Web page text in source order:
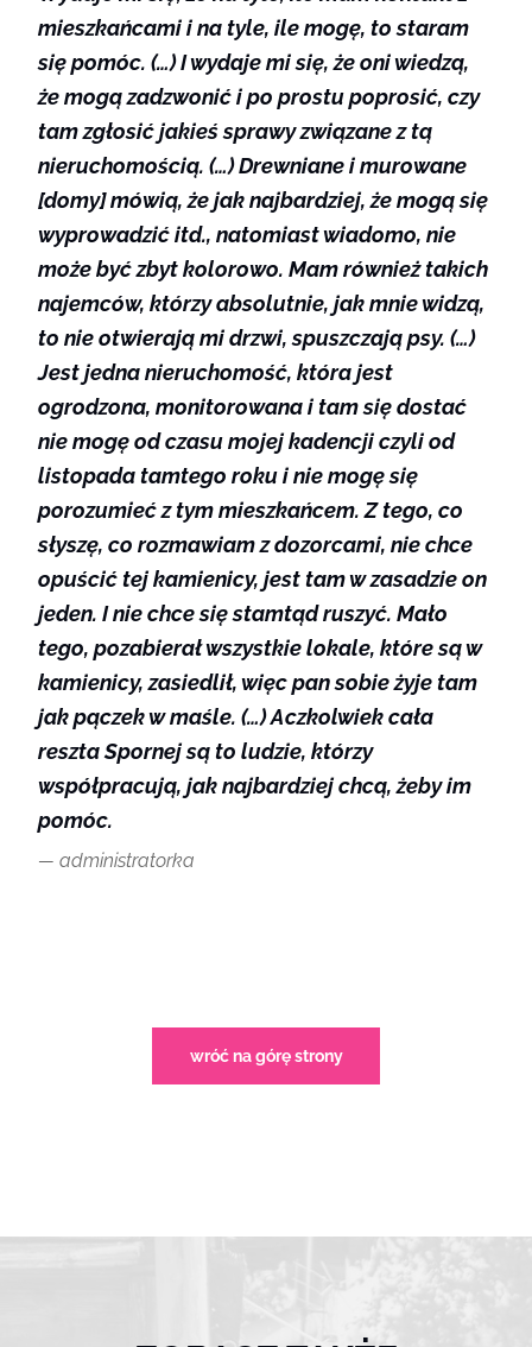
mieszkańcami i na tyle, ile mogę, to staram
się pomóc. (…) I wydaje mi się, że oni wiedzą,
że mogą zadzwonić i po prostu poprosić, czy
tam zgłosić jakieś sprawy związane z tą
nieruchomością. (…) Drewniane i murowane
[domy] mówią, że jak najbardziej, że mogą się
wyprowadzić itd., natomiast wiadomo, nie
może być zbyt kolorowo. Mam również takich
najemców, którzy absolutnie, jak mnie widzą,
to nie otwierają mi drzwi, spuszczają psy. (…)
Jest jedna nieruchomość, która jest
ogrodzona, monitorowana i tam się dostać
nie mogę od czasu mojej kadencji czyli od
listopada tamtego roku i nie mogę się
porozumieć z tym mieszkańcem. Z tego, co
słyszę, co rozmawiam z dozorcami, nie chce
opuścić tej kamienicy, jest tam w zasadzie on
jeden. I nie chce się stamtąd ruszyć. Mało
tego, pozabierał wszystkie lokale, które są w
kamienicy, zasiedlił, więc pan sobie żyje tam
jak pączek w maśle. (…) Aczkolwiek cała
reszta Spornej są to ludzie, którzy
współpracują, jak najbardziej chcą, żeby im
pomóc.
administratorka
wróć na górę strony